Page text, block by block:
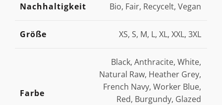
Nachhaltigkeit Bio, Fair, Recycelt, Vegan
Größe XS, S, M, L, XL, XXL, 3XL
Farbe
Black, Anthracite, White,
Natural Raw, Heather Grey,
French Navy, Worker Blue,
Red, Burgundy, Glazed